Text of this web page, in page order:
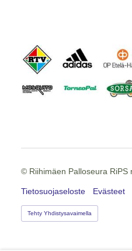
© Riihimäen Palloseura RiPS
Tietosuojaseloste
Evästeet
Tehty Yhdistysavaimella